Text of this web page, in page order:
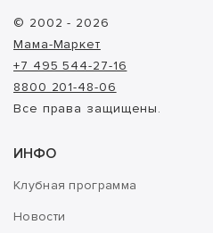
© 2002 - 2026
Мама-Маркет
+7 495 544-27-16
8800 201-48-06
Все права защищены.
ИНФО
Клубная программа
Новости